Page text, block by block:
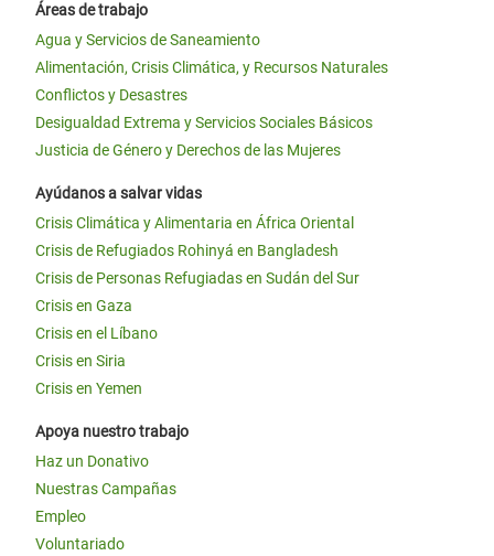
Áreas de trabajo
Agua y Servicios de Saneamiento
Alimentación, Crisis Climática, y Recursos Naturales
Conflictos y Desastres
Desigualdad Extrema y Servicios Sociales Básicos
Justicia de Género y Derechos de las Mujeres
Ayúdanos a salvar vidas
Crisis Climática y Alimentaria en África Oriental
Crisis de Refugiados Rohinyá en Bangladesh
Crisis de Personas Refugiadas en Sudán del Sur
Crisis en Gaza
Crisis en el Líbano
Crisis en Siria
Crisis en Yemen
Apoya nuestro trabajo
Haz un Donativo
Nuestras Campañas
Empleo
Voluntariado